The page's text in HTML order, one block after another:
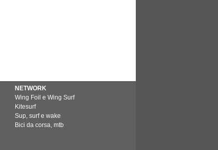
NETWORK
Wing Foil e Wing Surf
Kitesurf
Sup, surf e wake
Bici da corsa, mtb